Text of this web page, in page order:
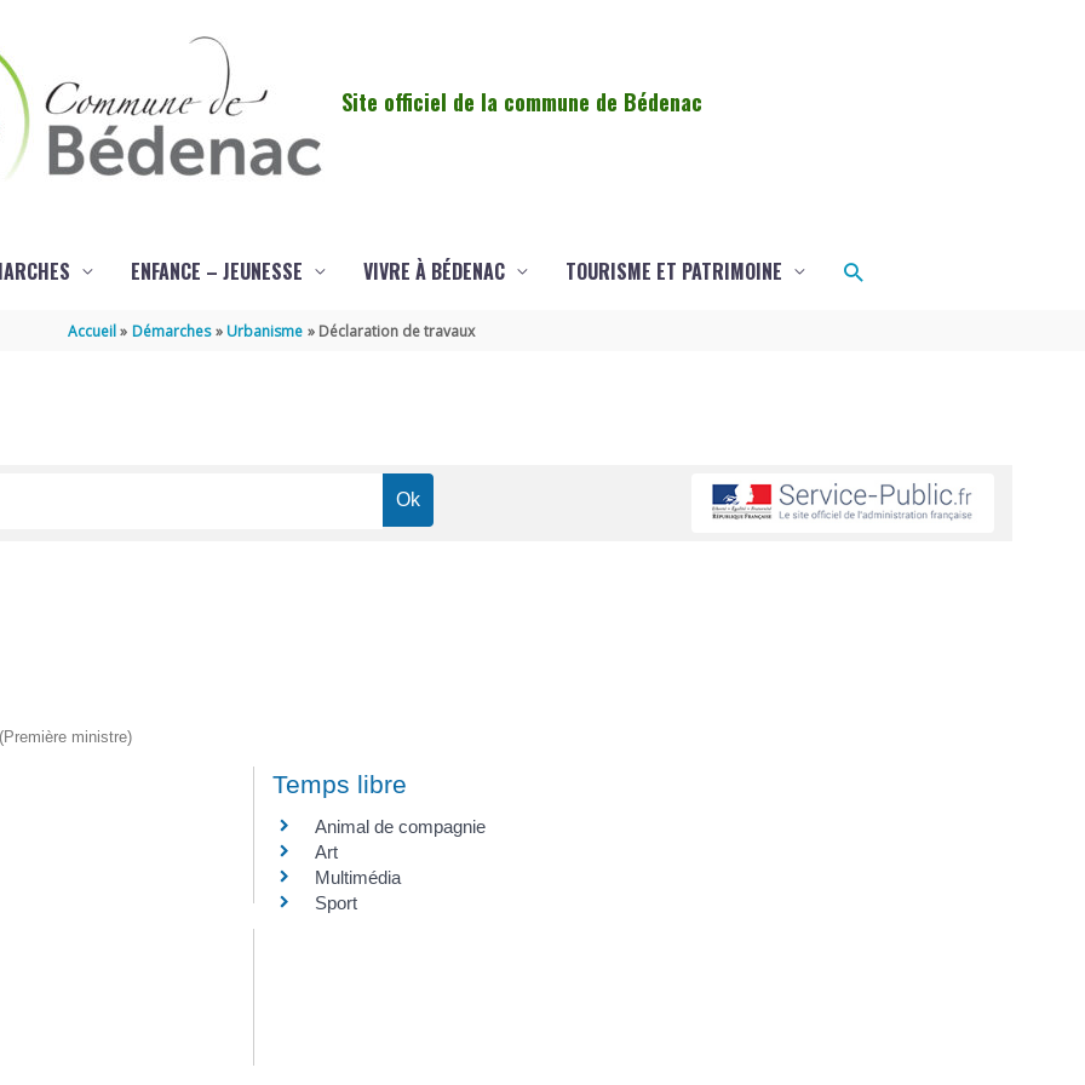
Site officiel de la commune de Bédenac
ENFANCE – JEUNESSE VIVRE À BÉDENAC TOURISME ET PATRIMOINE Rechercher
Accueil Démarches Urbanisme Déclaration de travaux
ministre)
Temps libre
Animal de compagnie
Art
Multimédia
Sport